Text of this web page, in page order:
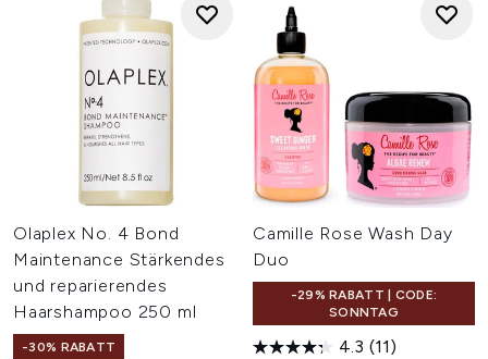
Olaplex No. 4 Bond
Maintenance Stärkendes
und reparierendes
Haarshampoo 250 ml
-30% RABATT
Camille Rose Wash Day
Duo
-29% RABATT | CODE:
SONNTAG
4.3 (11)